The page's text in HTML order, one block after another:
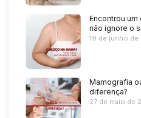
Encontrou um
não ignore o
19 de junho de
Mamografia
diferença?
27 de maio de